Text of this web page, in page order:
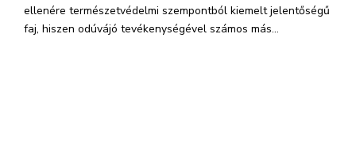
ellenére természetvédelmi szempontból kiemelt jelentőségű
faj, hiszen odúvájó tevékenységével számos más...